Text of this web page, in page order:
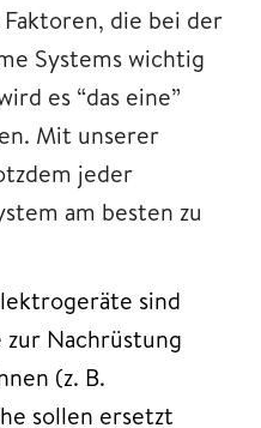
die bei der
Systems wichtig
es “das eine”
Mit unserer
jeder
am besten zu
sind
Nachrüstung
(z. B.
sollen ersetzt